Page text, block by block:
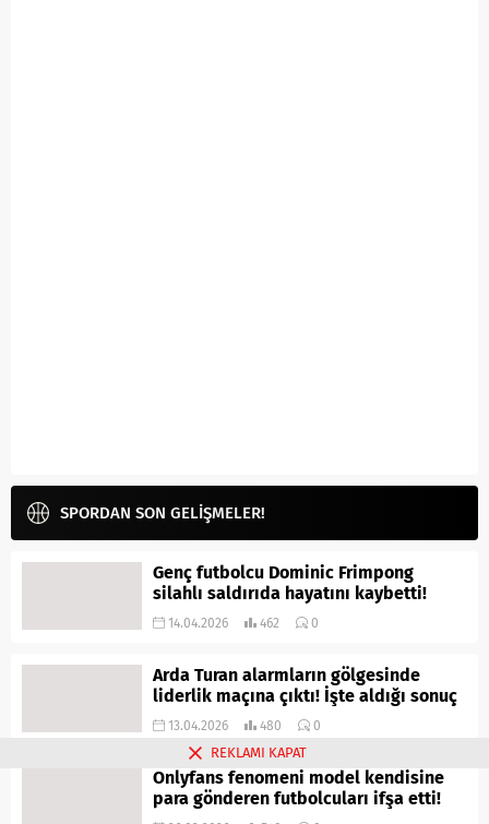
SPORDAN SON GELİŞMELER!
Genç futbolcu Dominic Frimpong
silahlı saldırıda hayatını kaybetti!
14.04.2026 462 0
Arda Turan alarmların gölgesinde
liderlik maçına çıktı! İşte aldığı sonuç
13.04.2026 480 0
Onlyfans fenomeni model kendisine
para gönderen futbolcuları ifşa etti!
REKLAMI KAPAT